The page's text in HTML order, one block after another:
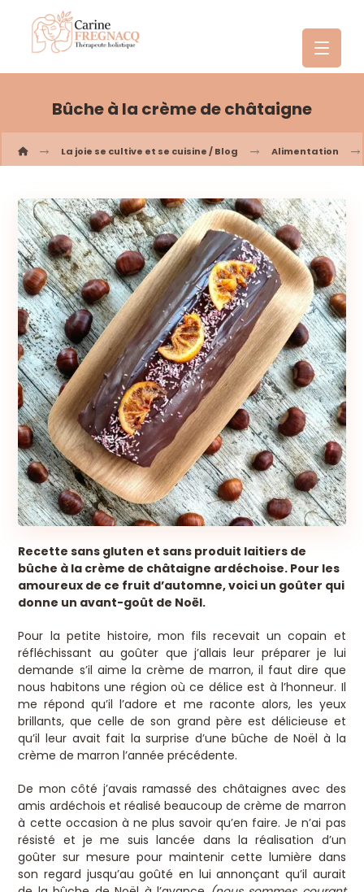
Bûche à la crème de châtaigne
La joie se cultive et se cuisine / Blog Alimentation
Recette sans gluten et sans produit laitiers de
bûche à la crème de châtaigne ardéchoise. Pour les
amoureux de ce fruit d’automne, voici un goûter qui
donne un avant-goût de Noël.
Pour la petite histoire, mon fils recevait un copain et
réfléchissant au goûter que j’allais leur préparer je lui
demande s’il aime la crème de marron, il faut dire que
nous habitons une région où ce délice est à l’honneur. Il
me répond qu’il l’adore et me raconte alors, les yeux
brillants, que celle de son grand père est délicieuse et
qu’il leur avait fait la surprise d’une bûche de Noël à la
crème de marron l’année précédente.
De mon côté j’avais ramassé des châtaignes avec des
amis ardéchois et réalisé beaucoup de crème de marron
à cette occasion à ne plus savoir qu’en faire. Je n’ai pas
résisté et je me suis lancée dans la réalisation d’un
goûter sur mesure pour maintenir cette lumière dans
son regard jusqu’au goûté en lui annonçant qu’il aurait